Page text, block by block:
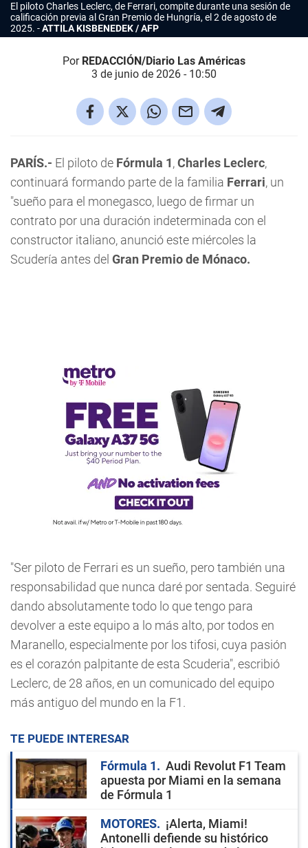
El piloto Charles Leclerc, de Ferrari, compite durante una sesión de
calificación previa al Gran Premio de Hungría, el 2 de agosto de
2025.
ATTILA KISBENEDEK / AFP
Por REDACCIÓN/Diario Las Américas
3 de junio de 2026 - 10:50
PARÍS.- El piloto de Fórmula 1,Charles Leclerc,
continuará formando parte de la familia Ferrari, un
"sueño para el monegasco, luego de firmar un
contrato por una duración indeterminada con el
constructor italiano, anunció este miércoles la
Scudería antes del Gran Premio de Mónaco.
"Ser piloto de Ferrari es un sueño, pero también una
responsabilidad que nunca daré por sentada. Seguiré
dando absolutamente todo lo que tengo para
devolver a este equipo a lo más alto, por todos en
Maranello, especialmente por los tifosi, cuya pasión
es el corazón palpitante de esta Scuderia", escribió
Leclerc, de 28 años, en un comunicado del equipo
más antiguo del mundo en la F1.
TE PUEDE INTERESAR
Fórmula 1
Audi Revolut F1 Team
apuesta por Miami en la semana
de Fórmula 1
MOTORES
¡Alerta, Miami!
Antonelli defiende su histórico